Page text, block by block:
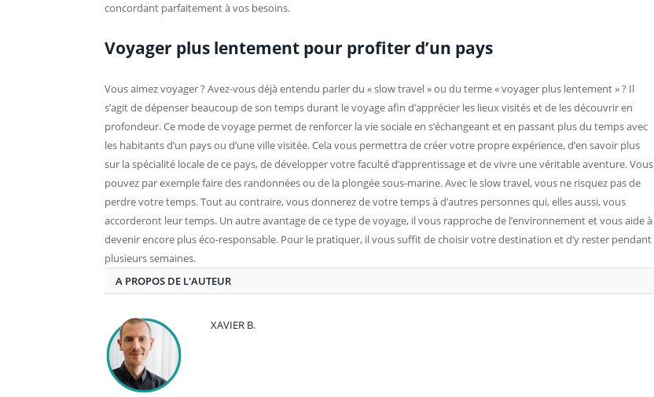
concordant parfaitement à vos besoins.
Voyager plus lentement pour profiter d’un pays
Vous aimez voyager ? Avez-vous déjà entendu parler du « slow travel » ou du terme « voyager plus lentement » ? Il
s’agit de dépenser beaucoup de son temps durant le voyage afin d’apprécier les lieux visités et de les découvrir en
profondeur. Ce mode de voyage permet de renforcer la vie sociale en s’échangeant et en passant plus du temps avec
les habitants d’un pays ou d’une ville visitée. Cela vous permettra de créer votre propre expérience, d’en savoir plus
sur la spécialité locale de ce pays, de développer votre faculté d’apprentissage et de vivre une véritable aventure. Vous
pouvez par exemple faire des randonnées ou de la plongée sous-marine. Avec le slow travel, vous ne risquez pas de
perdre votre temps. Tout au contraire, vous donnerez de votre temps à d’autres personnes qui, elles aussi, vous
accorderont leur temps. Un autre avantage de ce type de voyage, il vous rapproche de l’environnement et vous aide à
devenir encore plus éco-responsable. Pour le pratiquer, il vous suffit de choisir votre destination et d’y rester pendant
plusieurs semaines.
A PROPOS DE L'AUTEUR
XAVIER B.